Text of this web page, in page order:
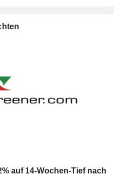
auf 14-Wochen-Tief nach